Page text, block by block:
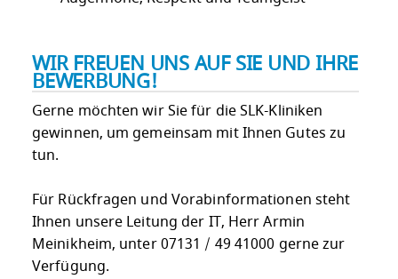
WIR FREUEN UNS AUF SIE UND IHRE
BEWERBUNG!
Gerne möchten wir Sie für die SLK-Kliniken
gewinnen, um gemeinsam mit Ihnen Gutes zu
tun.
Für Rückfragen und Vorabinformationen steht
Ihnen unsere Leitung der IT, Herr Armin
Meinikheim, unter 07131 / 49 41000 gerne zur
Verfügung.